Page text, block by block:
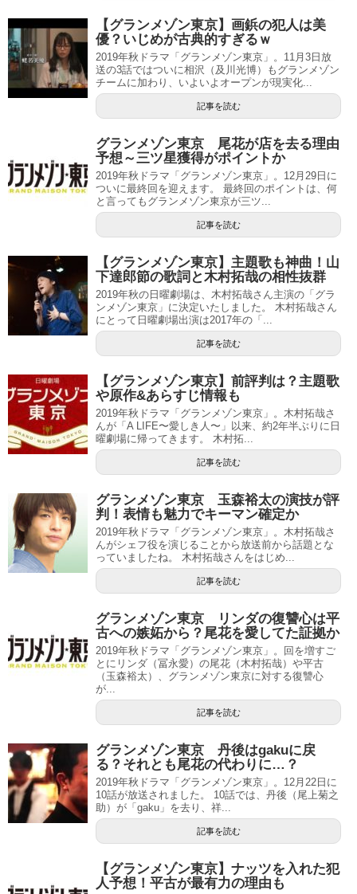
【グランメゾン東京】画鋲の犯人は美
優？いじめが古典的すぎるｗ
2019年秋ドラマ「グランメゾン東京」。11月3日放
送の3話ではついに相沢（及川光博）もグランメゾン
チームに加わり、いよいよオープンが現実化...
記事を読む
グランメゾン東京 尾花が店を去る理由
予想～三ツ星獲得がポイントか
2019年秋ドラマ「グランメゾン東京」。12月29日に
ついに最終回を迎えます。 最終回のポイントは、何
と言ってもグランメゾン東京が三ツ...
記事を読む
【グランメゾン東京】主題歌も神曲！山
下達郎節の歌詞と木村拓哉の相性抜群
2019年秋の日曜劇場は、木村拓哉さん主演の「グラ
ンメゾン東京」に決定いたしました。 木村拓哉さん
にとって日曜劇場出演は2017年の「...
記事を読む
【グランメゾン東京】前評判は？主題歌
や原作&あらすじ情報も
2019年秋ドラマ「グランメゾン東京」。木村拓哉さ
んが「A LIFE〜愛しき人〜」以来、約2年半ぶりに日
曜劇場に帰ってきます。 木村拓...
記事を読む
グランメゾン東京 玉森裕太の演技が評
判！表情も魅力でキーマン確定か
2019年秋ドラマ「グランメゾン東京」。木村拓哉さ
んがシェフ役を演じることから放送前から話題とな
っていましたね。 木村拓哉さんをはじめ...
記事を読む
グランメゾン東京 リンダの復讐心は平
古への嫉妬から？尾花を愛してた証拠か
2019年秋ドラマ「グランメゾン東京」。回を増すご
とにリンダ（冨永愛）の尾花（木村拓哉）や平古
（玉森裕太）、グランメゾン東京に対する復讐心
が...
記事を読む
グランメゾン東京 丹後はgakuに戻
る？それとも尾花の代わりに…？
2019年秋ドラマ「グランメゾン東京」。12月22日に
10話が放送されました。 10話では、丹後（尾上菊之
助）が「gaku」を去り、祥...
記事を読む
【グランメゾン東京】ナッツを入れた犯
人予想！平古が最有力の理由も